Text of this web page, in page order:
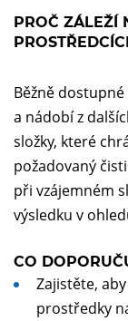
PROČ ZÁLEŽÍ
Běžně
a nádobí z
složky, které
požadovaný
při vzájemném
výsledku v
CO
Zajistěte,
prostředky